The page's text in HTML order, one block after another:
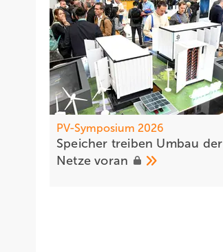
PV-Symposium 2026
Sp eicher treiben Umbau der
Netzevoran